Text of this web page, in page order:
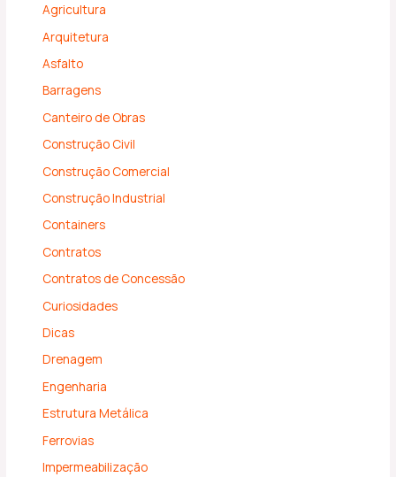
Agricultura
Arquitetura
Asfalto
Barragens
Canteiro de Obras
Construção Civil
Construção Comercial
Construção Industrial
Containers
Contratos
Contratos de Concessão
Curiosidades
Dicas
Drenagem
Engenharia
Estrutura Metálica
Ferrovias
Impermeabilização